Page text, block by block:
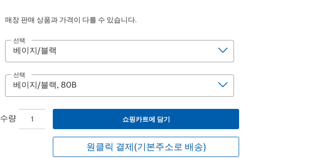
매장 판매 상품과 가격이 다를 수 있습니다.
선택
선택
수량 쇼핑카트에 담기
원클릭 결제(기본주소로 배송)